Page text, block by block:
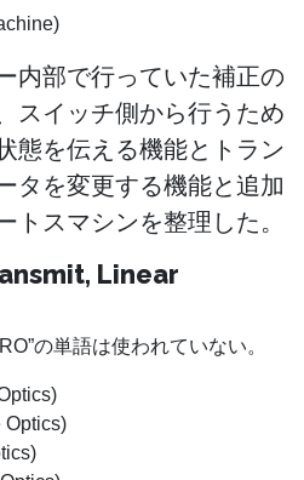
内部で行っていた補正の
スイッチ側から行うため
態を伝える機能とトラン
タを変更する機能と追加
トスマシンを整理した。
Linear
の単語は使われていない。
Optics)